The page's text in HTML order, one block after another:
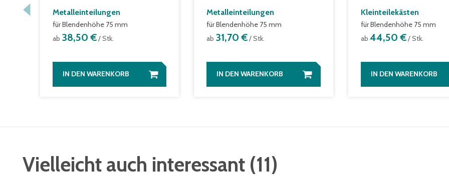
Metalleinteilungen
für Blendenhöhe 75 mm
ab 38,50 €/ Stk.
IN DEN WARENKORB
Metalleinteilungen
für Blendenhöhe 75 mm
ab 31,70 €/ Stk.
IN DEN WARENKORB
Kleinteilekästen
für Blendenhöhe 75 mm
ab 44,50 €/ Stk.
IN DEN WARENKORB
Vielleicht auch interessant (11)